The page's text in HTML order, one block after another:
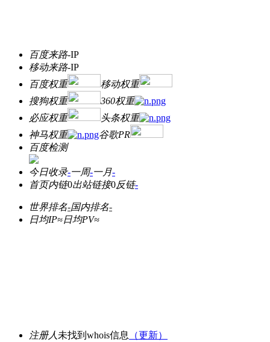
百度来路-IP
移动来路-IP
百度权重
移动权重
搜狗权重
360权重
必应权重
头条权重
神马权重
谷歌PR
百度检测
今日收录-一周-一月-
首页内链0出站链接0反链-
世界排名-国内排名-
日均IP≈日均PV≈
注册人 未找到whois信息 （更新）